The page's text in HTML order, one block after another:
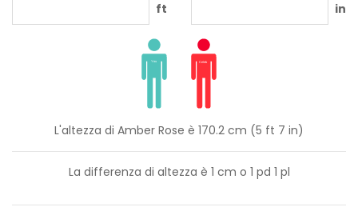
ft
in
L'altezza di Amber Rose è 170.2 cm (5 ft 7 in)
La differenza di altezza è 1 cm o 1 pd 1 pl